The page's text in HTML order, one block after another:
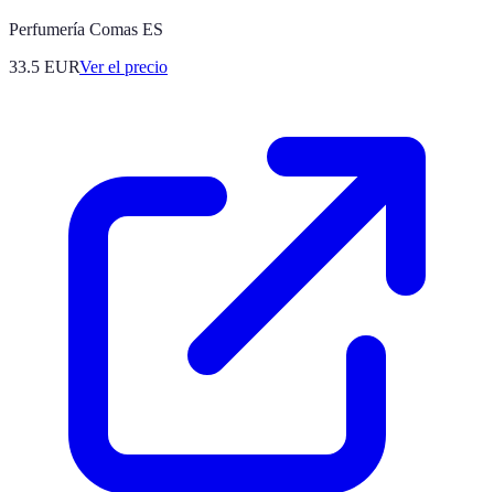
Perfumería Comas ES
33.5 EURVer el precio